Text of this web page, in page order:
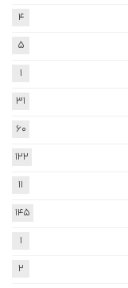
4
5
1
31
60
122
11
145
1
2